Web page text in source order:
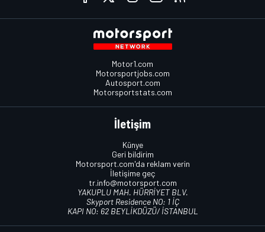
Motor1.com
Motorsportjobs.com
Autosport.com
Motorsportstats.com
İletişim
Künye
Geri bildirim
Motorsport.com'da reklam verin
İletişime geç
tr.info@motorsport.com
YAKUPLU MAH. HÜRRİYET BLV.
Skyport Residence NO: 1 İÇ
KAPI NO: 62 BEYLİKDÜZÜ/ İSTANBUL